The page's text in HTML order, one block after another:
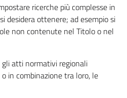
ricerche più complesse in
desidera ottenere; ad esempio si
non contenute nel Titolo o nel
gli atti normativi regionali
in combinazione tra loro, le